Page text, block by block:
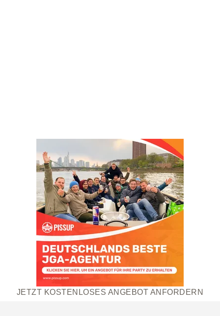
JETZT KOSTENLOSES ANGEBOT ANFORDERN